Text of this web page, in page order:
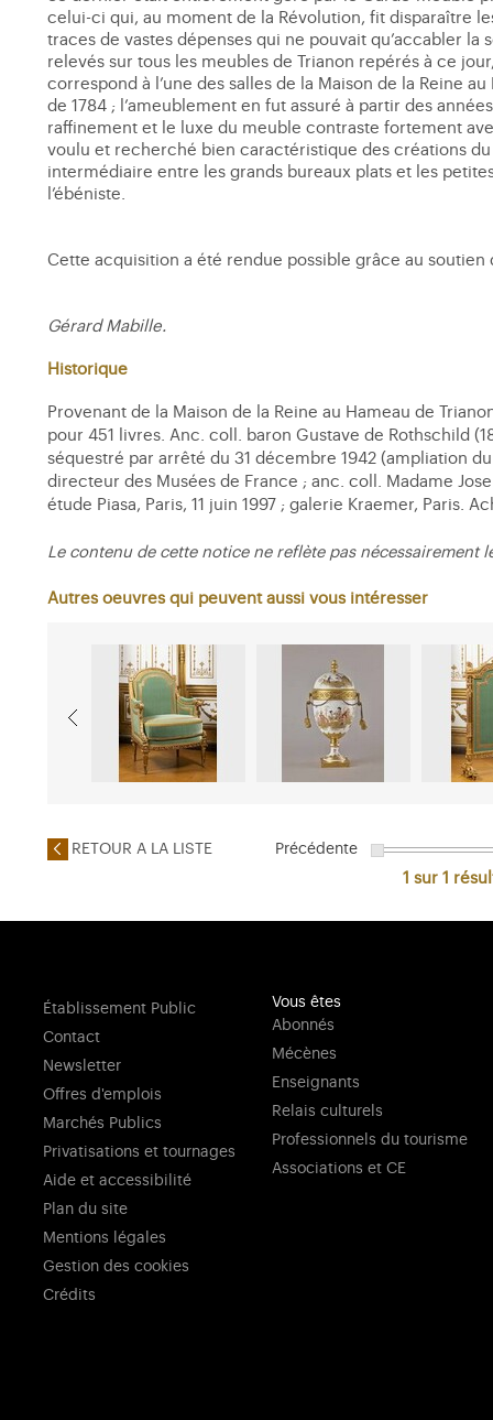
celui-ci qui, au moment de la Révolution, fit disparaître
traces de vastes dépenses qui ne pouvait qu’accabler
relevés sur tous les meubles de Trianon repérés à ce
correspond à l’une des salles de la Maison de la Reine
de 1784 ; l’ameublement en fut assuré à partir des
raffinement et le luxe du meuble contraste fortement
voulu et recherché bien caractéristique des créations
intermédiaire entre les grands bureaux plats et les
l’ébéniste.
Cette acquisition a été rendue possible grâce au soutien
Gérard Mabille.
Historique
Provenant de la Maison de la Reine au Hameau de
pour 451 livres. Anc. coll. baron Gustave de Rothschild
séquestré par arrêté du 31 décembre 1942 (ampliation
directeur des Musées de France ; anc. coll. Madame
étude Piasa, Paris, 11 juin 1997 ; galerie Kraemer, Paris.
Le contenu de cette notice ne reflète pas nécessairement
Autres oeuvres qui peuvent aussi vous intéresser
RETOUR A LA LISTE Précédente
1 sur 1
Établissement Public
Contact
Newsletter
Offres d'emplois
Marchés Publics
Privatisations et tournages
Aide et accessibilité
Plan du site
Mentions légales
Gestion des cookies
Crédits
Vous êtes
Abonnés
Mécènes
Enseignants
Relais culturels
Professionnels du tourisme
Associations et CE